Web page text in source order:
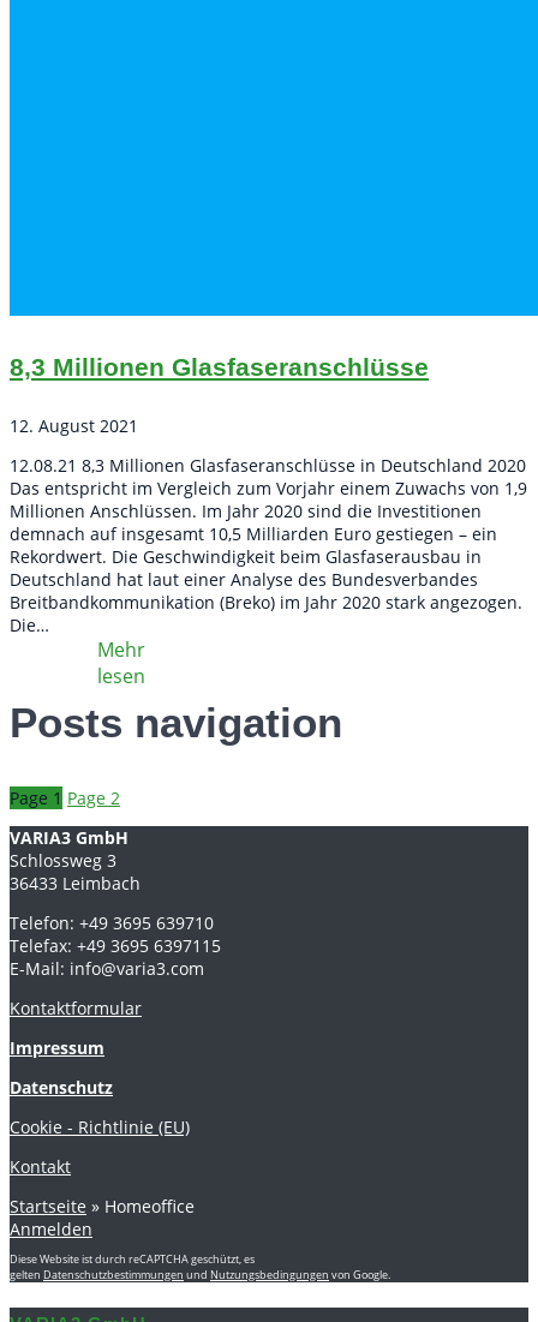
8,3 Millionen Glasfaseranschlüsse
12. August 2021
12.08.21 8,3 Millionen Glasfaseranschlüsse in Deutschland 2020
Das entspricht im Vergleich zum Vorjahr einem Zuwachs von 1,9
Millionen Anschlüssen. Im Jahr 2020 sind die Investitionen
demnach auf insgesamt 10,5 Milliarden Euro gestiegen – ein
Rekordwert. Die Geschwindigkeit beim Glasfaserausbau in
Deutschland hat laut einer Analyse des Bundesverbandes
Breitbandkommunikation (Breko) im Jahr 2020 stark angezogen.
Die…
Posts navigation
Page 1 Page 2
VARIA3 GmbH
Schlossweg 3
36433 Leimbach
Telefon: +49 3695 639710
Telefax: +49 3695 6397115
E-Mail: info@varia3.com
Kontaktformular
Impressum
Datenschutz
Cookie - Richtlinie (EU)
Kontakt
Startseite » Homeoffice
Anmelden
Diese Website ist durch reCAPTCHA geschützt, es
gelten Datenschutzbestimmungen und Nutzungsbedingungen von Google.